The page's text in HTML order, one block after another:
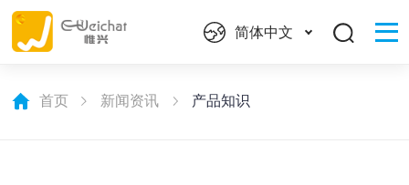
简体中文
首页 新闻资讯 产品知识